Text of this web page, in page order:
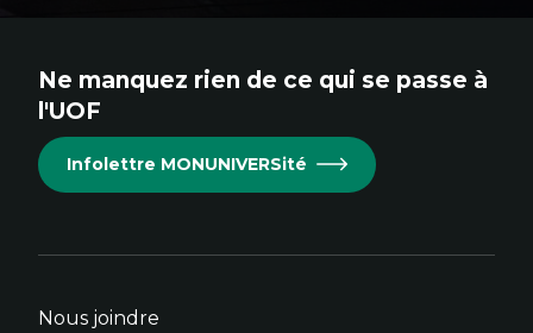
Cet
s'ouvrira
dans
fenêtre.
Cet
s'ouvrira
dans
fenêtre.
Cet
s'ouvrira
dans
fenêtre.
Cet
s'ouvrira
dans
fenêtre.
Cet
s'ouvrira
dans
fenêtre.
Ne manquez rien de ce qui se passe à
l'UOF
Infolettre MONUNIVERSité
Nous joindre